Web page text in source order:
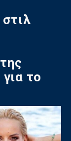
το